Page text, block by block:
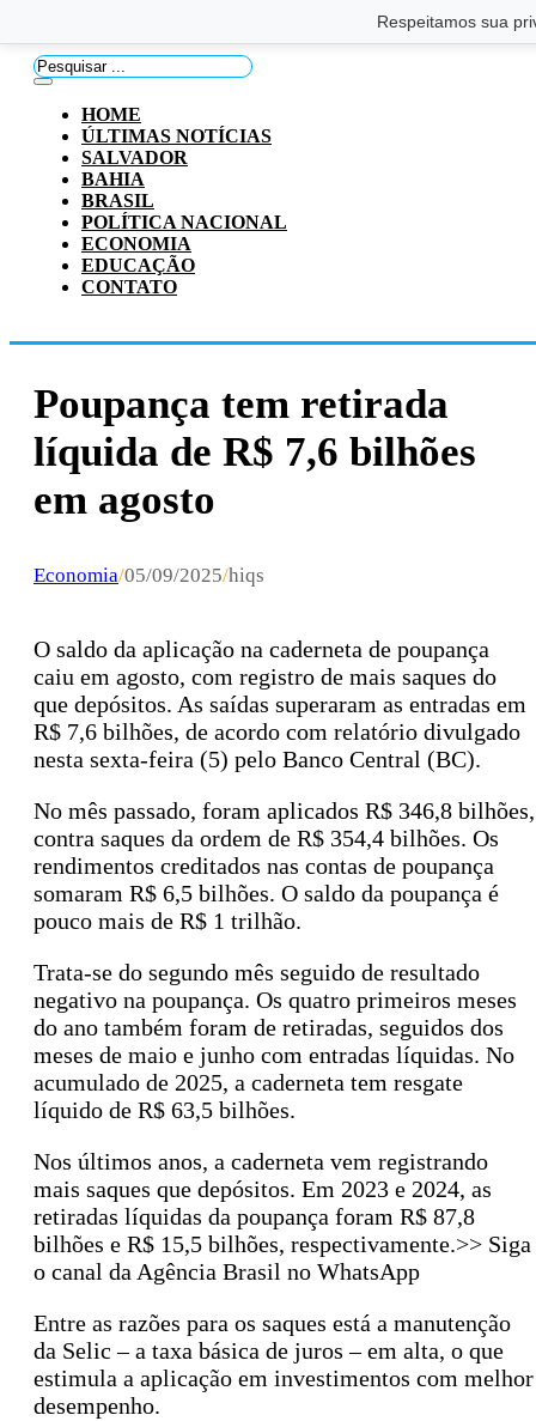
Respeitamos sua
Pesquisar
...
HOME
ÚLTIMAS NOTÍCIAS
SALVADOR
BAHIA
BRASIL
POLÍTICA NACIONAL
ECONOMIA
EDUCAÇÃO
CONTATO
Poupança tem retirada
líquida de R$ 7,6 bilhões
em agosto
Economia/05/09/2025/hiqs
O saldo da aplicação na caderneta de poupança
caiu em agosto, com registro de mais saques do
que depósitos. As saídas superaram as entradas em
R$ 7,6 bilhões, de acordo com relatório divulgado
nesta sexta-feira (5) pelo Banco Central (BC).
No mês passado, foram aplicados R$ 346,8 bilhões,
contra saques da ordem de R$ 354,4 bilhões. Os
rendimentos creditados nas contas de poupança
somaram R$ 6,5 bilhões. O saldo da poupança é
pouco mais de R$ 1 trilhão.
Trata-se do segundo mês seguido de resultado
negativo na poupança. Os quatro primeiros meses
do ano também foram de retiradas, seguidos dos
meses de maio e junho com entradas líquidas. No
acumulado de 2025, a caderneta tem resgate
líquido de R$ 63,5 bilhões.
Nos últimos anos, a caderneta vem registrando
mais saques que depósitos. Em 2023 e 2024, as
retiradas líquidas da poupança foram R$ 87,8
bilhões e R$ 15,5 bilhões, respectivamente.>> Siga
o canal da Agência Brasil no WhatsApp
Entre as razões para os saques está a manutenção
da Selic – a taxa básica de juros – em alta, o que
estimula a aplicação em investimentos com melhor
desempenho.